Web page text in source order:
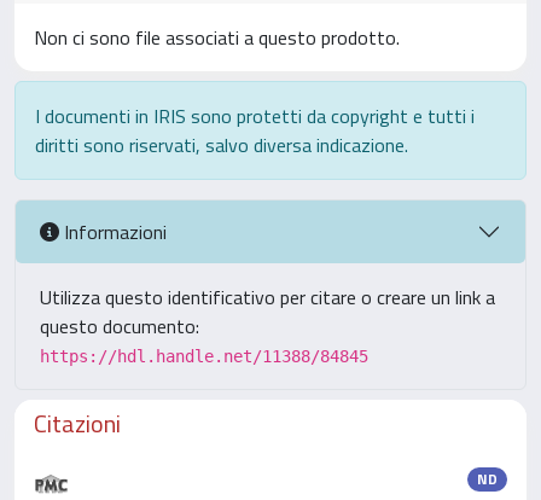
Non ci sono file associati a questo prodotto.
I documenti in IRIS sono protetti da copyright e tutti i
diritti sono riservati, salvo diversa indicazione.
Informazioni
Utilizza questo identificativo per citare o creare un link a
questo documento:
https://hdl.handle.net/11388/84845
Citazioni
ND